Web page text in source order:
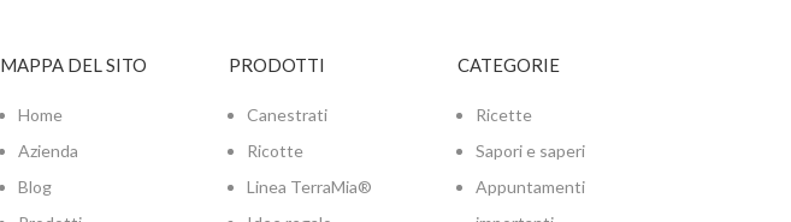
MAPPA DEL SITO
Home
Azienda
Blog
PRODOTTI
Canestrati
Ricotte
Linea TerraMia®
CATEGORIE
Ricette
Sapori e saperi
Appuntamenti